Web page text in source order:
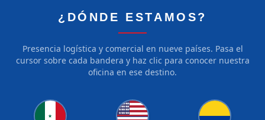
¿DÓNDE ESTAMOS?
Presencia logística y comercial en nueve países. Pasa el
cursor sobre cada bandera y haz clic para conocer nuestra
oficina en ese destino.
★
★★★★★
★★★★★
★★★★★
★★★★★